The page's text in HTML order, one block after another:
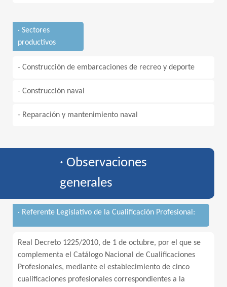
· Sectores
productivos
- Construcción de embarcaciones de recreo y deporte
- Construcción naval
- Reparación y mantenimiento naval
· Observaciones
generales
· Referente Legislativo de la Cualificación Profesional:
Real Decreto 1225/2010, de 1 de octubre, por el que se
complementa el Catálogo Nacional de Cualificaciones
Profesionales, mediante el establecimiento de cinco
cualificaciones profesionales correspondientes a la